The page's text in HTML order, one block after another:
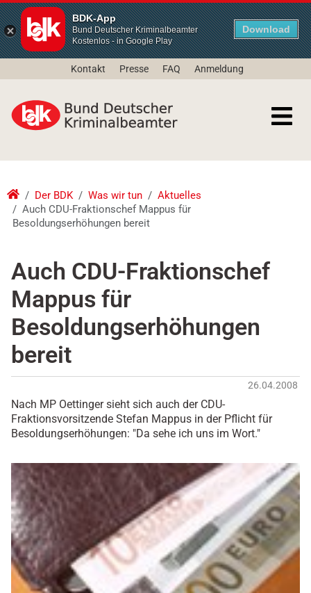
BDK-App
Bund Deutscher Kriminalbeamter
Kostenlos - in Google Play
Download
Kontakt Presse FAQ Anmeldung
Der BDK Was wir tun
Aktuelles
Auch CDU-Fraktionschef Mappus für
Besoldungserhöhungen bereit
Auch CDU-Fraktionschef
Mappus für
Besoldungserhöhungen
bereit
26.04.2008
Nach MP Oettinger sieht sich auch der CDU-
Fraktionsvorsitzende Stefan Mappus in der Pflicht für
Besoldungserhöhungen: "Da sehe ich uns im Wort."